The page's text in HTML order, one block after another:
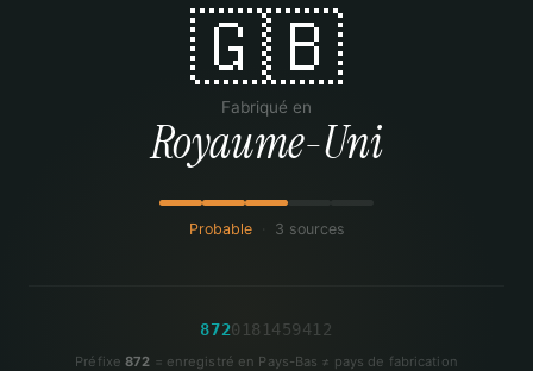
🇬🇧
Fabriqué en
Royaume-Uni
Probable 3 sources
8720 1 8 1 45941 2
Préfixe872 = enregistré en Pays-Bas ≠ pays de fabrication